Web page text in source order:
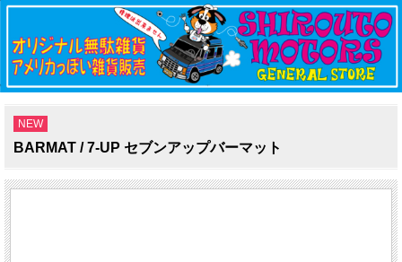
NEW
BARMAT / 7-UP セブンアップバーマット